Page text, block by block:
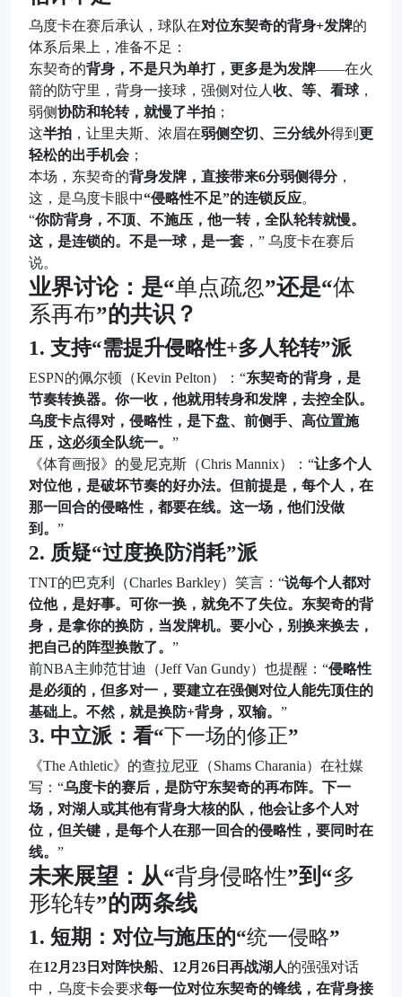
乌度卡在赛后承认，球队在对位东契奇的背身+发牌的
体系后果上，准备不足：
东契奇的背身，不是只为单打，更多是为发牌——在火
箭的防守里，背身一接球，强侧对位人 收、等、看球，
弱侧协防和轮转，就慢了半拍 ；
这半拍 ，让里夫斯、浓眉在弱侧空切、三分线外得到 更
轻松的出手机会 ；
本场，东契奇的背身发牌，直接带来6分弱侧得分，
这，是乌度卡眼中“侵略性不足”的连锁反应。
“你防背身，不顶、不施压，他一转，全队轮转就慢。
这，是连锁的。不是一球，是一套 ，” 乌度卡在赛后
说。
业界讨论：是“单点疏忽”还是“体
系再布”的共识？
1. 支持“需提升侵略性+多人轮转”派
ESPN的佩尔顿（Kevin Pelton）：“东契奇的背身，是
节奏转换器。你一收，他就用转身和发牌，去控全队。
乌度卡点得对，侵略性，是下盘、前侧手、高位置施
压，这必须全队统一。 ”
《体育画报》的曼尼克斯（Chris Mannix）：“让多个人
对位他，是破坏节奏的好办法。但前提是，每个人，在
那一回合的侵略性，都要在线。这一场，他们没做
到。 ”
2. 质疑“过度换防消耗”派
TNT的巴克利（Charles Barkley）笑言：“说每个人都对
位他，是好事。可你一换，就免不了失位。东契奇的背
身，是拿你的换防，当发牌机。要小心，别换来换去，
把自己的阵型换散了。 ”
前NBA主帅范甘迪（Jeff Van Gundy）也提醒：“侵略性
是必须的，但多对一，要建立在强侧对位人能先顶住的
基础上。不然，就是换防+背身，双输。 ”
3. 中立派：看“下一场的修正”
《The Athletic》的查拉尼亚（Shams Charania）在社媒
写：“乌度卡的赛后，是防守东契奇的再布阵。下一
场，对湖人或其他有背身大核的队，他会让多个人对
位，但关键，是每个人在那一回合的侵略性，要同时在
线。 ”
未来展望：从“背身侵略性”到“多
形轮转”的两条线
1. 短期：对位与施压的“统一侵略”
在12月23日对阵快船、12月26日再战湖人的强强对话
中，乌度卡会要求每一位对位东契奇的锋线，在背身接